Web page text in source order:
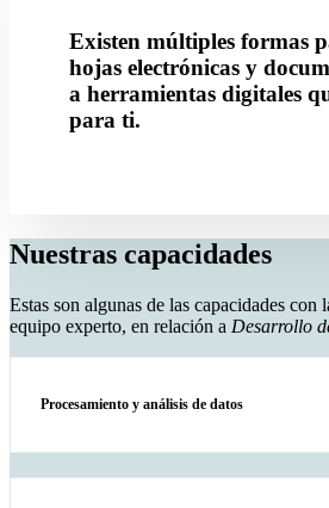
Existen múltiples formas
hojas electrónicas y
a herramientas digitales
para ti.
Nuestras capacidades
Estas son algunas de las capacidades con
equipo experto, en relación a Desarrollo
Procesamiento y análisis de datos